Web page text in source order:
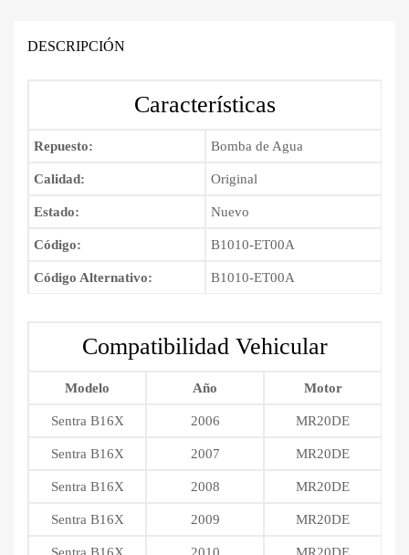
Bs.700.00.Bs.550.00.
2006
DESCRIPCIÓN
Características
Repuesto: Bomba de Agua
Calidad: Original
Estado: Nuevo
Código: B1010-ET00A
Código Alternativo: B1010-ET00A
Compatibilidad Vehicular
Modelo Año Motor
Sentra B16X 2006 MR20DE
Sentra B16X 2007 MR20DE
Sentra B16X 2008 MR20DE
Sentra B16X 2009 MR20DE